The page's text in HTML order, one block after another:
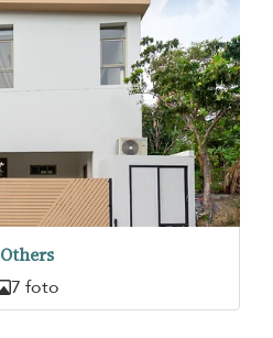
Others
7 foto